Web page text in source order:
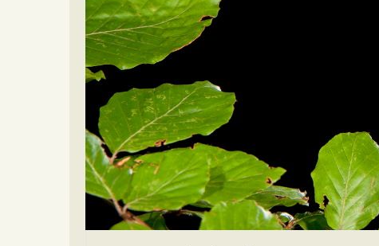
Home
Gebruikersnaam*
Wachtwoord